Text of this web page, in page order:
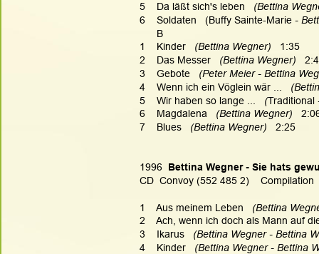
5    Da läßt sich's leben (Bettina
6    Soldaten   (Buffy Sainte-Marie -
      B
1    Kinder (Bettina Wegner) 1:35
2    Das Messer (Bettina Wegner)
3    Gebote (Peter Meier - Bettina
4    Wenn ich ein Vöglein wär ...
5    Wir haben so lange ... (Traditional
6    Magdalena (Bettina Wegner)
7    Blues (Bettina Wegner) 2:25
1996 Bettina Wegner - Sie hats
CD  Convoy (552 485 2)    Compilation
1    Aus meinem Leben (Bettina
2    Ach, wenn ich doch als Mann auf
3    Ikarus (Bettina Wegner - Bettina
4    Kinder (Bettina Wegner - Bettina